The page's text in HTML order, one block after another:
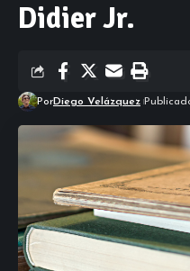
Didier Jr.
PorDiego Velázquez